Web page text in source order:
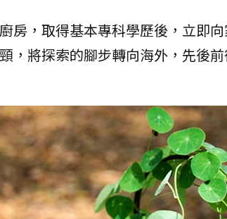
房，取得基本專科學歷後，立即
，將探索的腳步轉向海外，先後